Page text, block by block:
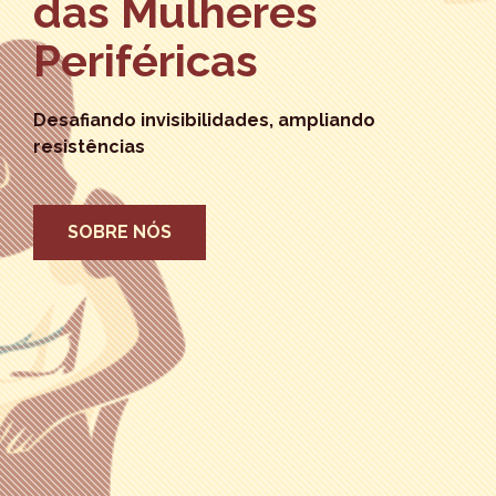
das Mulheres
Periféricas
Desafiando invisibilidades, ampliando
resistências
SOBRE NÓS